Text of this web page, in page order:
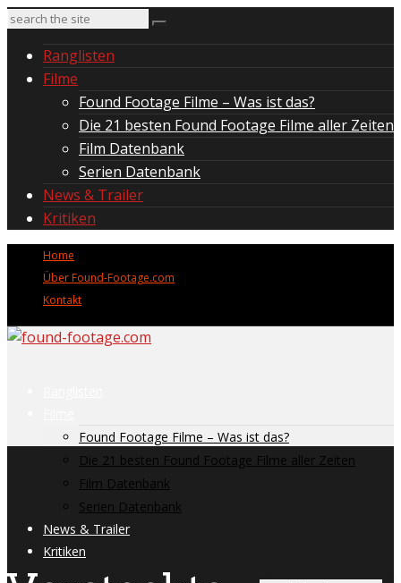
Ranglisten
Filme
Found Footage Filme – Was ist das?
Die 21 besten Found Footage Filme aller Zeiten
Film Datenbank
Serien Datenbank
News & Trailer
Kritiken
Home
Über Found-Footage.com
Kontakt
Found Footage Filme – Was ist das?
Die 21 besten Found Footage Filme aller Zeiten
Film Datenbank
Serien Datenbank
News & Trailer
Kritiken